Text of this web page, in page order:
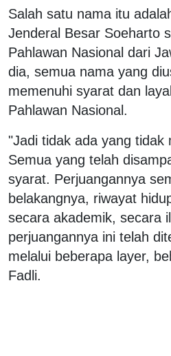
Salah satu nama itu
Jenderal Besar Soeharto
Pahlawan Nasional dari
dia, semua nama yang
memenuhi syarat dan
Pahlawan Nasional.
"Jadi tidak ada yang tidak
Semua yang telah
syarat. Perjuangannya
belakangnya, riwayat
secara akademik, secara
perjuangannya ini telah
melalui beberapa layer,
Fadli.